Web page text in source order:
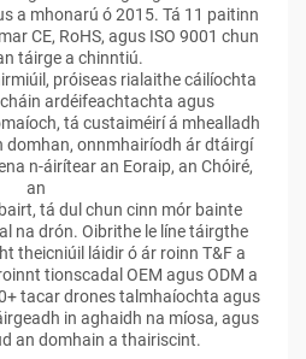
a mhonarú ó 2015. Tá 11 paitinn
CE, RoHS, agus ISO 9001 chun
táirge a chinntiú.
próiseas rialaithe cáilíochta
ardéifeachtachta agus
tá custaiméirí á mhealladh
domhan, onnmhairíodh ár dtáirgí
n-áirítear an Eoraip, an Chóiré,
an
tá dul chun cinn mór bainte
na drón. Oibrithe le líne táirgthe
theicniúil láidir ó ár roinn T&F a
tionscadal OEM agus ODM a
tacar drones talmhaíochta agus
in aghaidh na míosa, agus
an domhain a thairiscint.